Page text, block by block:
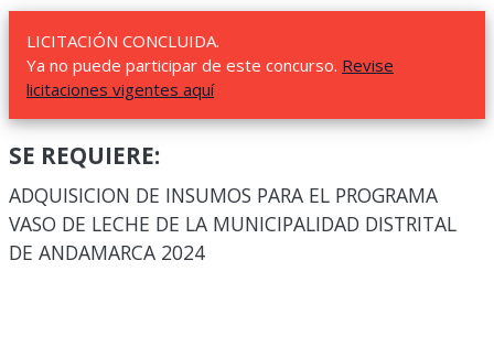
LICITACIÓN CONCLUIDA.
Ya no puede participar de este concurso. Revise
licitaciones vigentes aquí
SE REQUIERE:
ADQUISICION DE INSUMOS PARA EL PROGRAMA
VASO DE LECHE DE LA MUNICIPALIDAD DISTRITAL
DE ANDAMARCA 2024